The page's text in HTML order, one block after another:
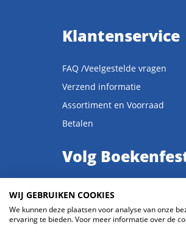
Klantenservice
FAQ /Veelgestelde vragen
Verzend informatie
Assortiment en Voorraad
Betalen
Volg
© 2026 Boekenfestijn.com |
WIJ GEBRUIKEN COOKIES
We kunnen deze plaatsen voor analyse van onze
ervaring te bieden. Voor meer informatie over de